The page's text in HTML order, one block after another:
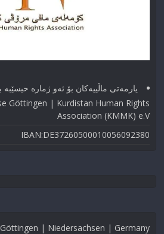
یارمەتی ماڵییەکان بۆ ئەو ژماره
Göttingen | Kurdistan Human Rights
Association (KMMK) e.V
IBAN:DE37260500010056092380
Göttingen | Niedersachsen | Germany